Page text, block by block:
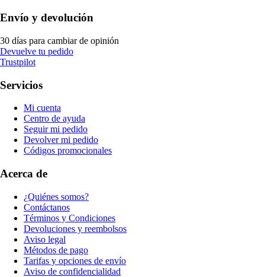
Envío y devolución
30 días para cambiar de opinión
Devuelve tu pedido
Trustpilot
Servicios
Mi cuenta
Centro de ayuda
Seguir mi pedido
Devolver mi pedido
Códigos promocionales
Acerca de
¿Quiénes somos?
Contáctanos
Términos y Condiciones
Devoluciones y reembolsos
Aviso legal
Métodos de pago
Tarifas y opciones de envío
Aviso de confidencialidad